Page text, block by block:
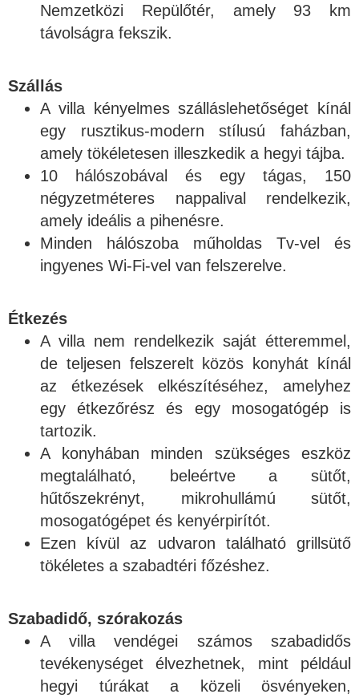
Nemzetközi Repülőtér, amely 93 km
távolságra fekszik.
Szállás
A villa kényelmes szálláslehetőséget kínál
egy rusztikus-modern stílusú faházban,
amely tökéletesen illeszkedik a hegyi tájba.
10 hálószobával és egy tágas, 150
négyzetméteres nappalival rendelkezik,
amely ideális a pihenésre.
Minden hálószoba műholdas Tv-vel és
ingyenes Wi-Fi-vel van felszerelve.
Étkezés
A villa nem rendelkezik saját étteremmel,
de teljesen felszerelt közös konyhát kínál
az étkezések elkészítéséhez, amelyhez
egy étkezőrész és egy mosogatógép is
tartozik.
A konyhában minden szükséges eszköz
megtalálható, beleértve a sütőt,
hűtőszekrényt, mikrohullámú sütőt,
mosogatógépet és kenyérpirítót.
Ezen kívül az udvaron található grillsütő
tökéletes a szabadtéri főzéshez.
Szabadidő, szórakozás
A villa vendégei számos szabadidős
tevékenységet élvezhetnek, mint például
hegyi túrákat a közeli ösvényeken,